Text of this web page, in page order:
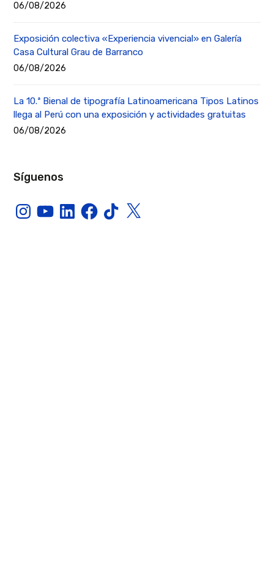
06/08/2026
Exposición colectiva «Experiencia vivencial» en Galería
Casa Cultural Grau de Barranco
06/08/2026
La 10.ª Bienal de tipografía Latinoamericana Tipos Latinos
llega al Perú con una exposición y actividades gratuitas
06/08/2026
Síguenos
InstagramYouTubeLinkedInFacebook
TikTokX